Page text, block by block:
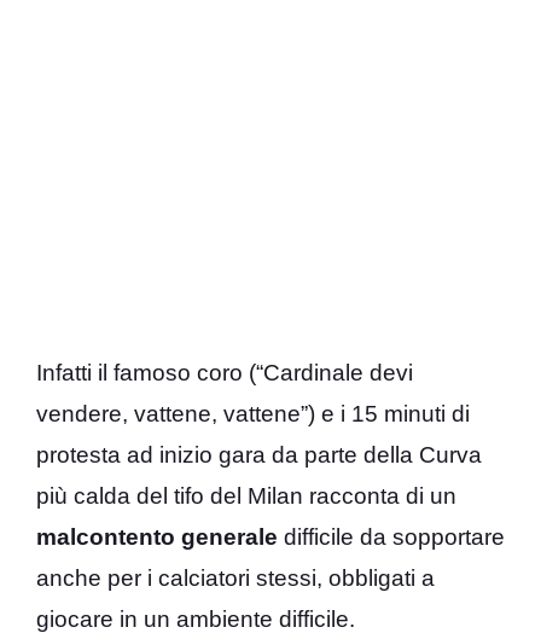
Infatti il famoso coro (“Cardinale devi
vendere, vattene, vattene”) e i 15 minuti di
protesta ad inizio gara da parte della Curva
più calda del tifo del Milan racconta di un
malcontento generale difficile da sopportare
anche per i calciatori stessi, obbligati a
giocare in un ambiente difficile.